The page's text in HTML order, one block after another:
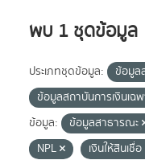
พบ 1 ชุดข้อมูล
ประเภทชุดข้อมูล: ข้อมูล
ข้อมูลสถาบันการเงินเฉพ
ข้อมูล:
ข้อมูลสาธารณะ
NPL
เงินให้สินเชื่อ